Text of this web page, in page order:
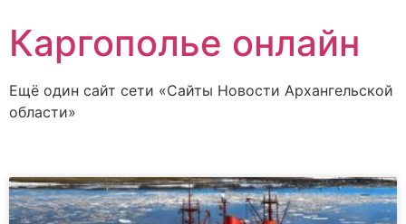
Каргополье онлайн
Ещё один сайт сети «Сайты Новости Архангельской
области»